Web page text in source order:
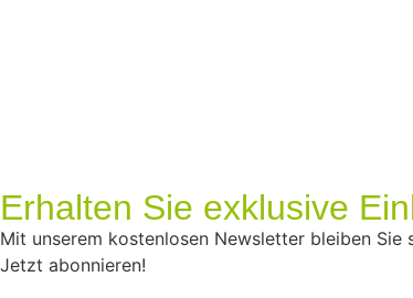
Erhalten Sie exklusive
Mit unserem kostenlosen Newsletter bleiben Sie
Jetzt abonnieren!